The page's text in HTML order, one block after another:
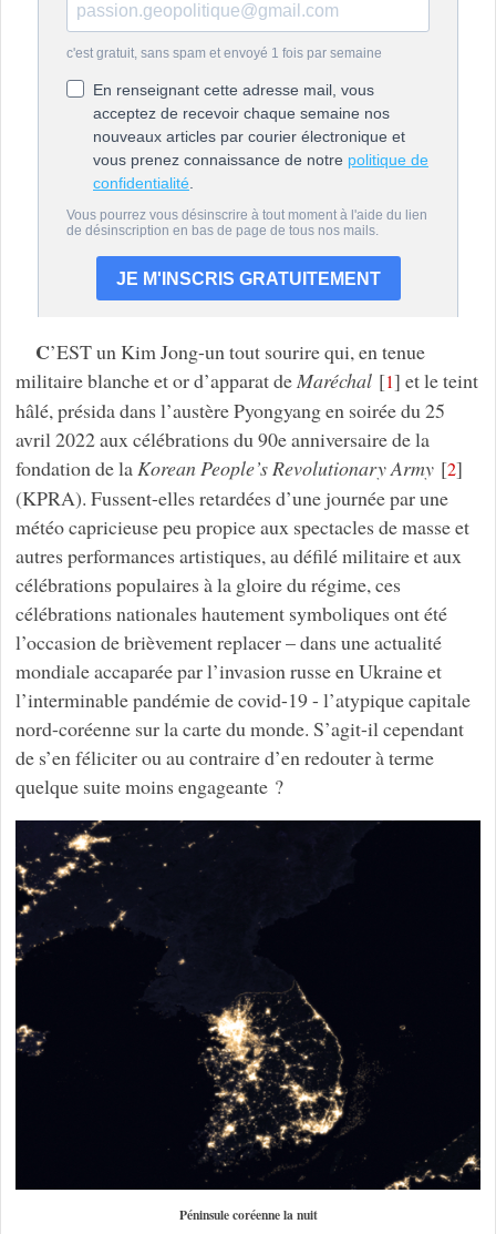
C’EST un Kim Jong-un tout sourire qui, en tenue
militaire blanche et or d’apparat de Maréchal[1] et le teint
hâlé, présida dans l’austère Pyongyang en soirée du 25
avril 2022 aux célébrations du 90e anniversaire de la
fondation de la Korean People’s Revolutionary Army[2]
(KPRA). Fussent-elles retardées d’une journée par une
météo capricieuse peu propice aux spectacles de masse et
autres performances artistiques, au défilé militaire et aux
célébrations populaires à la gloire du régime, ces
célébrations nationales hautement symboliques ont été
l’occasion de brièvement replacer – dans une actualité
mondiale accaparée par l’invasion russe en Ukraine et
l’interminable pandémie de covid-19 - l’atypique capitale
nord-coréenne sur la carte du monde. S’agit-il cependant
de s’en féliciter ou au contraire d’en redouter à terme
quelque suite moins engageante ?
Péninsule coréenne la nuit